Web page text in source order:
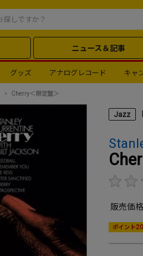
ニュース＆記事
グッズ アナログレコード キャ
Cherry＜限定盤＞
Jazz
販売価格
ポイント